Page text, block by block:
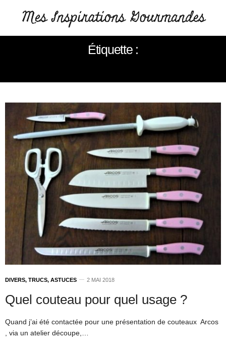
Étiquette :
DIVERS, TRUCS, ASTUCES 2 MAI 2018
Quel couteau pour quel usage ?
Quand j’ai été contactée pour une présentation de couteaux Arcos
, via un atelier découpe,…